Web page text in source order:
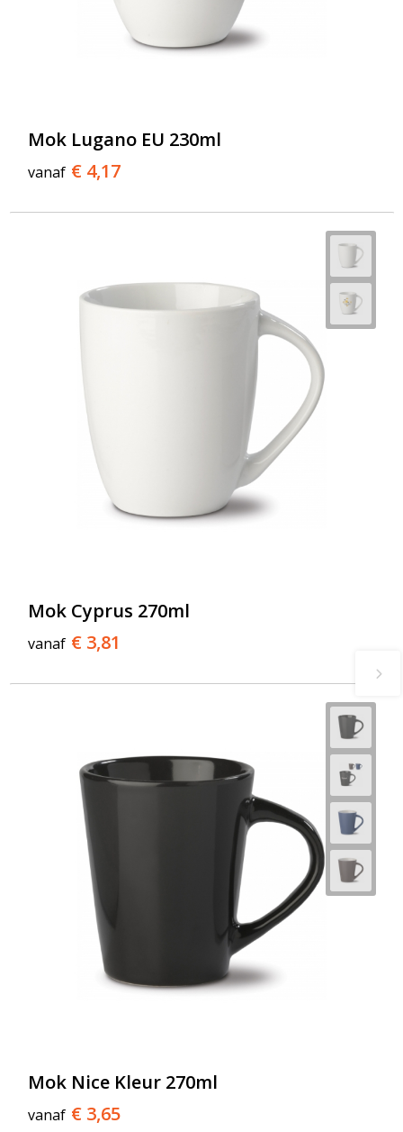
Mok Lugano EU 230ml
vanaf € 4,17
Mok Cyprus 270ml
vanaf € 3,81
Mok Nice Kleur 270ml
vanaf € 3,65